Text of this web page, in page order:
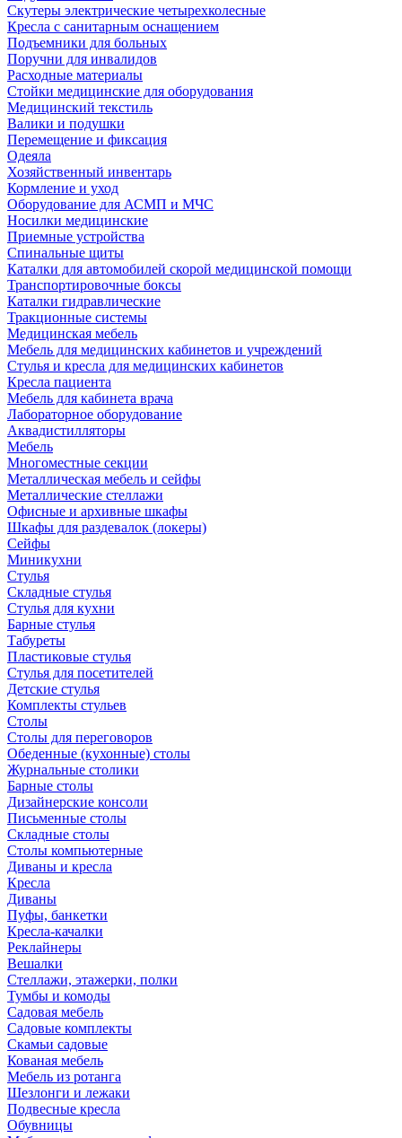
Скутеры электрические четырехколесные
Кресла с санитарным оснащением
Подъемники для больных
Поручни для инвалидов
Расходные материалы
Стойки медицинские для оборудования
Медицинский текстиль
Валики и подушки
Перемещение и фиксация
Одеяла
Хозяйственный инвентарь
Кормление и уход
Оборудование для АСМП и МЧС
Носилки медицинские
Приемные устройства
Спинальные щиты
Каталки для автомобилей скорой медицинской помощи
Транспортировочные боксы
Каталки гидравлические
Тракционные системы
Медицинская мебель
Мебель для медицинских кабинетов и учреждений
Стулья и кресла для медицинских кабинетов
Кресла пациента
Мебель для кабинета врача
Лабораторное оборудование
Аквадистилляторы
Мебель
Многоместные секции
Металлическая мебель и сейфы
Металлические стеллажи
Офисные и архивные шкафы
Шкафы для раздевалок (локеры)
Сейфы
Миникухни
Стулья
Складные стулья
Стулья для кухни
Барные стулья
Табуреты
Пластиковые стулья
Стулья для посетителей
Детские стулья
Комплекты стульев
Столы
Столы для переговоров
Обеденные (кухонные) столы
Журнальные столики
Барные столы
Дизайнерские консоли
Письменные столы
Складные столы
Столы компьютерные
Диваны и кресла
Кресла
Диваны
Пуфы, банкетки
Кресла-качалки
Реклайнеры
Вешалки
Стеллажи, этажерки, полки
Тумбы и комоды
Садовая мебель
Садовые комплекты
Скамьи садовые
Кованая мебель
Мебель из ротанга
Шезлонги и лежаки
Подвесные кресла
Обувницы